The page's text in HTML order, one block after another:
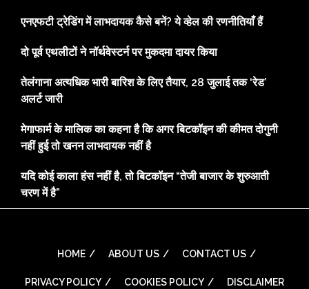
एनएफटी ट्रेडिंग में लाभदायक कैसे बनें? ये व्हेल की रणनीतियाँ हैं
दो पूर्व एथलीटों ने नॉर्थवेस्टर्न पर मुकदमा दायर किया
तेलंगाना अत्यधिक भारी बारिश के लिए तैयार, 28 जुलाई तक ‘रेड’
अलर्ट जारी
मेगाफार्म के मालिक का कहना है कि अगर बिटकॉइन की कीमत दोगुनी
नहीं हुई तो खनन लाभदायक नहीं है
यदि कोई काला हंस नहीं है, तो बिटकॉइन “तेजी बाजार के शुरुआती
चरण में है”
HOME ABOUT US CONTACT US
PRIVACY POLICY COOKIES POLICY DISCLAIMER